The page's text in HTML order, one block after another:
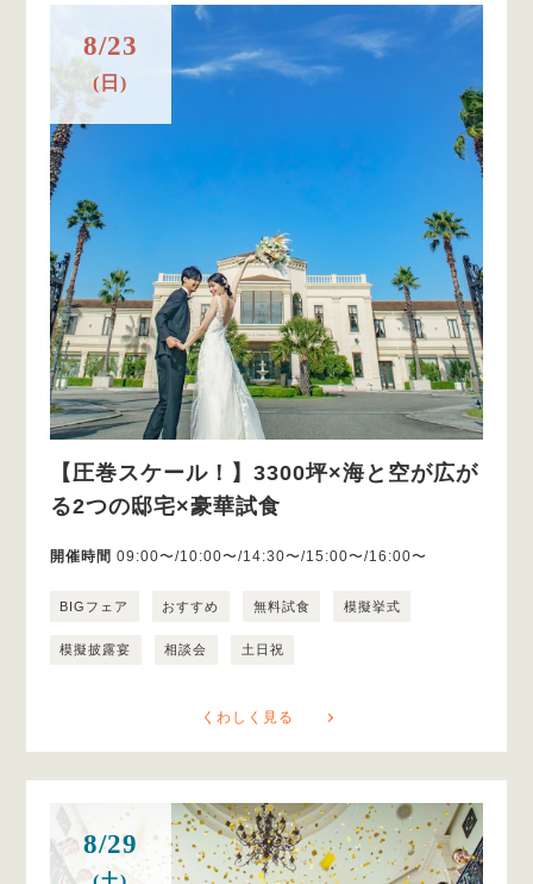
8/23
(日)
【圧巻スケール！】3300坪×海と空が広が
る2つの邸宅×豪華試食
開催時間 09:00〜/10:00〜/14:30〜/15:00〜/16:00〜
BIGフェア おすすめ 無料試食 模擬挙式
模擬披露宴 相談会 土日祝
くわしく見る
8/29